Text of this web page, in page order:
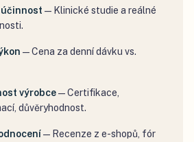
— Klinické studie a reálné
—Cena za denní dávku vs.
výrobce—Certifikace,
důvěryhodnost.
— Recenze z e-shopů, fór